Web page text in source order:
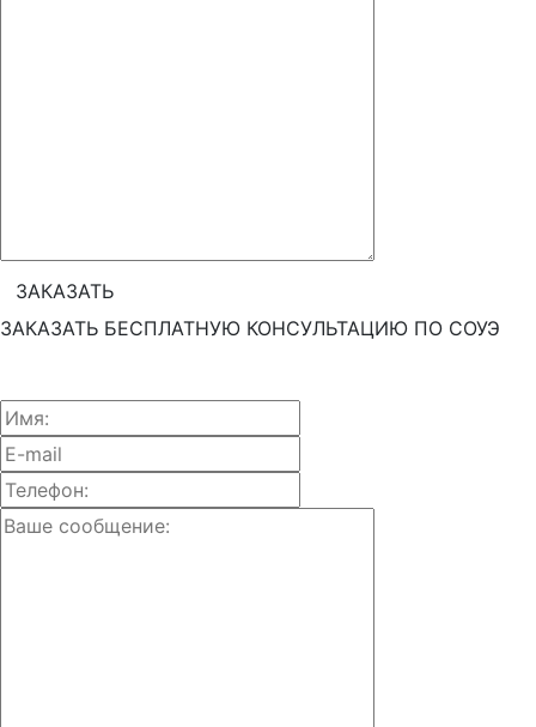
ЗАКАЗАТЬ БЕСПЛАТНУЮ КОНСУЛЬТАЦИЮ ПО СОУЭ